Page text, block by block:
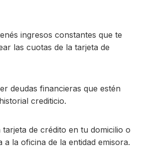
ingresos constantes que te
las cuotas de la tarjeta de
deudas financieras que estén
crediticio.
tarjeta de crédito en tu domicilio o
a la oficina de la entidad emisora.